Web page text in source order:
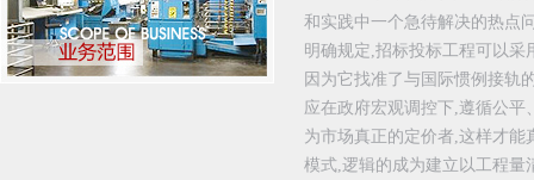
和实践中一个急待解决的热点
明确规定,招标投标工程可以
因为它找准了与国际惯例接轨
应在政府宏观调控下,遵循公
为市场真正的定价者,这样才
模式,逻辑的成为建立以工程量